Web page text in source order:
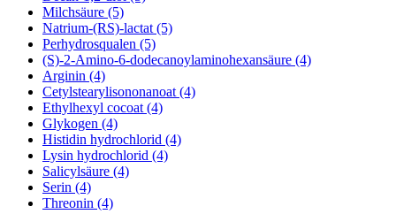
Milchsäure (5)
Natrium-(RS)-lactat (5)
Perhydrosqualen (5)
(S)-2-Amino-6-dodecanoylaminohexansäure (4)
Arginin (4)
Cetylstearylisononanoat (4)
Ethylhexyl cocoat (4)
Glykogen (4)
Histidin hydrochlorid (4)
Lysin hydrochlorid (4)
Salicylsäure (4)
Serin (4)
Threonin (4)